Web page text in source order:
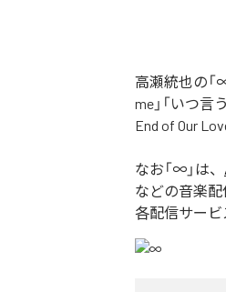
高瀬統也の「
me」「いつ言
End of Our
なお「∞ 」は、
などの音楽
各配信サービ